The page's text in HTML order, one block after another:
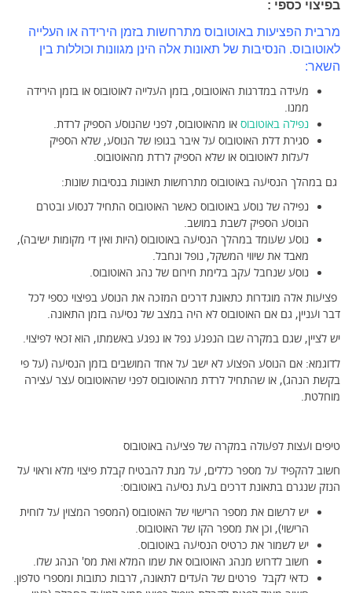
בפיצוי כספי :
מרבית הפציעות באוטובוס מתרחשות בזמן הירידה או העלייה
לאוטובוס. הנסיבות של תאונות אלה הינן מגוונות וכוללות בין
השאר:
מעידה במדרגות האוטובוס, בזמן העלייה לאוטובוס או בזמן הירידה
ממנו.
נפילה באוטובוס או מהאוטובוס, לפני שהנוסע הספיק לרדת.
סגירת דלת האוטובוס על איבר בגופו של הנוסע, שלא הספיק
לעלות לאוטובוס או שלא הספיק לרדת מהאוטובוס.
גם במהלך הנסיעה באוטובוס מתרחשות תאונות בנסיבות שונות:
נפילה של נוסע באוטובוס כאשר האוטובוס התחיל לנסוע ובטרם
הנוסע הספיק לשבת במושב.
נוסע שעומד במהלך הנסיעה באוטובוס (היות ואין די מקומות ישיבה),
מאבד את שיווי המשקל, נופל ונחבל.
נוסע שנחבל עקב בלימת חירום של נהג האוטובוס.
פציעות אלה מוגדרות כתאונת דרכים המזכה את הנוסע בפיצוי כספי לכל
דבר ועניין, גם אם האוטובוס לא היה במצב של נסיעה בזמן התאונה.
יש לציין, שגם במקרה שבו הנפגע נפל או נפגע באשמתו, הוא זכאי לפיצוי.
לדוגמא: אם הנוסע הפצוע לא ישב על אחד המושבים בזמן הנסיעה (על פי
בקשת הנהג), או שהתחיל לרדת מהאוטובוס לפני שהאוטובוס עצר עצירה
מוחלטת.
טיפים ועצות לפעולה במקרה של פציעה באוטובוס
חשוב להקפיד על מספר כללים, על מנת להבטיח קבלת פיצוי מלא וראוי על
הנזק שנגרם בתאונת דרכים בעת נסיעה באוטובוס:
יש לרשום את מספר הרישוי של האוטובוס (המספר המצוין על לוחית
הרישוי), וכן את מספר הקו של האוטובוס.
יש לשמור את כרטיס הנסיעה באוטובוס.
חשוב לדרוש מנהג האוטובוס את שמו המלא ואת מס' הנהג שלו.
כדאי לקבל פרטים של העדים לתאונה, לרבות כתובות ומספרי טלפון.